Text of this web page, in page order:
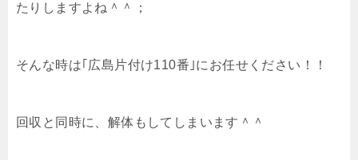
たりしますよね＾＾；
そんな時は｢広島片付け110番｣にお任せください！！
回収と同時に、解体もしてしまいます＾＾